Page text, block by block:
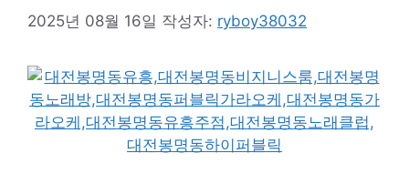
2025년 08월 16일 작성자: ryboy38032